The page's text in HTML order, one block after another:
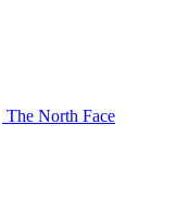
The North Face